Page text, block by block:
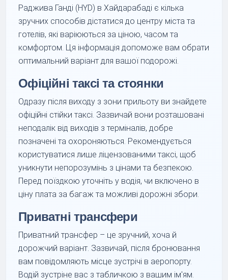
Раджива Ганді (HYD) в Хайдарабаді є кілька
зручних способів дістатися до центру міста та
готелів, які варіюються за ціною, часом та
комфортом. Ця інформація допоможе вам обрати
оптимальний варіант для вашої подорожі.
Офіційні таксі та стоянки
Одразу після виходу з зони прильоту ви знайдете
офіційні стійки таксі. Зазвичай вони розташовані
неподалік від виходів з терміналів, добре
позначені та охороняються. Рекомендується
користуватися лише ліцензованими таксі, щоб
уникнути непорозумінь з цінами та безпекою.
Перед поїздкою уточніть у водія, чи включено в
ціну плата за багаж та можливі дорожні збори.
Приватні трансфери
Приватний трансфер – це зручний, хоча й
дорожчий варіант. Зазвичай, після бронювання
вам повідомляють місце зустрічі в аеропорту.
Водій зустріне вас з табличкою з вашим ім'ям.